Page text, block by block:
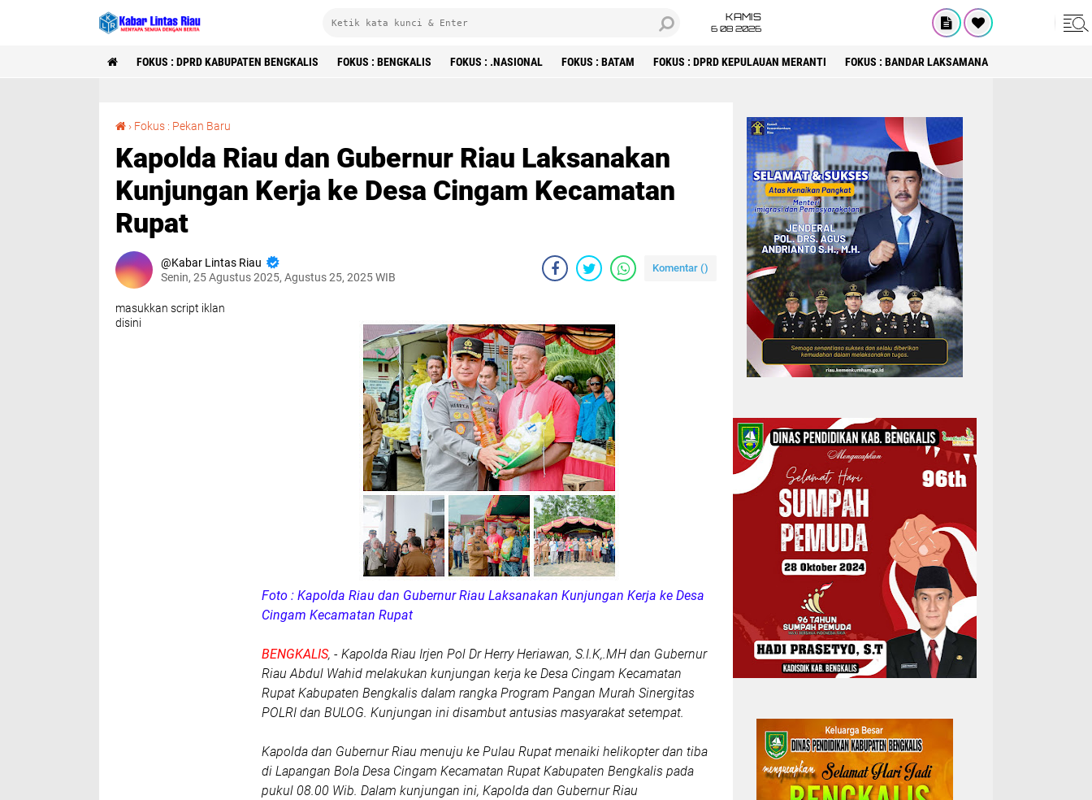
KAMIS
6 08 2026
FOKUS : DPRD KABUPATEN BENGKALIS FOKUS : BENGKALIS FOKUS : .NASIONAL FOKUS : BATAM FOKUS : DPRD KEPULAUAN MERANTI FOKUS : BANDAR LAKSAMANA
› Fokus : Pekan Baru
Kapolda Riau dan Gubernur Riau Laksanakan
Kunjungan Kerja ke Desa Cingam Kecamatan
Rupat
Kabar Lintas Riau
Senin, 25 Agustus 2025, Agustus 25, 2025 WIB
Komentar ()
masukkan script iklan
disini
Foto : Kapolda Riau dan Gubernur Riau Laksanakan Kunjungan Kerja ke Desa
Cingam Kecamatan Rupat
BENGKALIS, - Kapolda Riau Irjen Pol Dr Herry Heriawan, S.I.K,.MH dan Gubernur
Riau Abdul Wahid melakukan kunjungan kerja ke Desa Cingam Kecamatan
Rupat Kabupaten Bengkalis dalam rangka Program Pangan Murah Sinergitas
POLRI dan BULOG. Kunjungan ini disambut antusias masyarakat setempat.
Kapolda dan Gubernur Riau menuju ke Pulau Rupat menaiki helikopter dan tiba
di Lapangan Bola Desa Cingam Kecamatan Rupat Kabupaten Bengkalis pada
pukul 08.00 Wib. Dalam kunjungan ini, Kapolda dan Gubernur Riau